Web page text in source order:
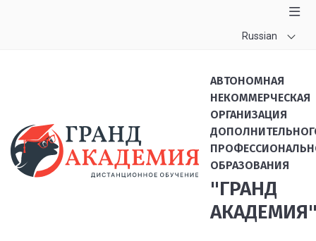
Russian
АВТОНОМНАЯ
НЕКОММЕРЧЕСКАЯ
ОРГАНИЗАЦИЯ
ОБРАЗОВАНИЯ
"ГРАНД